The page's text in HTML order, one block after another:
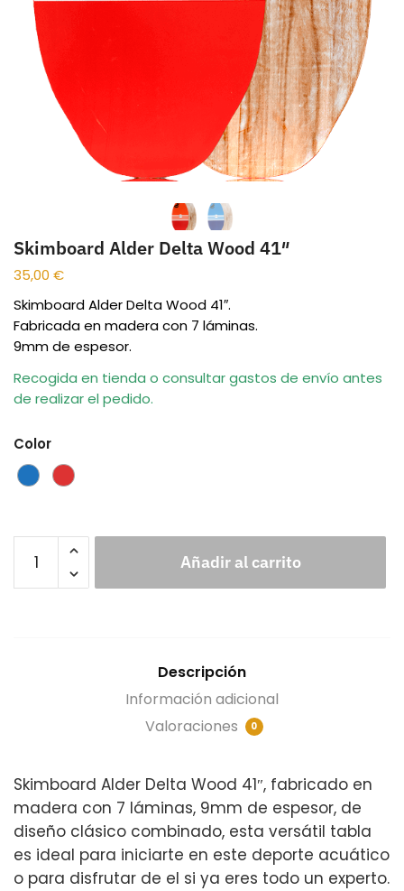
Skimboard Alder Delta Wood 41″
35,00 €
Skimboard Alder Delta Wood 41″.
Fabricada en madera con 7 láminas.
9mm de espesor.
Recogida en tienda o consultar gastos de envío antes
de realizar el pedido.
Color
Añadir al carrito
Descripción
Información adicional
Valoraciones
0
Skimboard Alder Delta Wood 41″, fabricado en
madera con 7 láminas, 9mm de espesor, de
diseño clásico combinado, esta versátil tabla
es ideal para iniciarte en este deporte acuático
o para disfrutar de el si ya eres todo un experto.